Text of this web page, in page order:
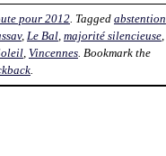
pour 2012. Tagged abstention
, Le Bal, majorité silencieuse,
, Vincennes. Bookmark the
.